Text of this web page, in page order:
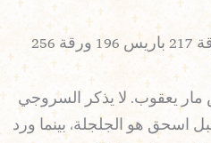
مار يعقوب. لا يذكر السروجي
اسحق هو الجلجلة، بينما ورد